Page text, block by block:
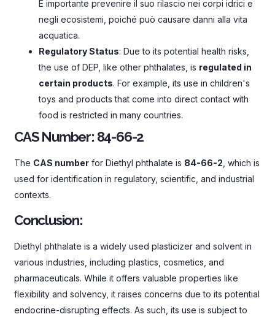
È importante prevenire il suo rilascio nei corpi idrici e
negli ecosistemi, poiché può causare danni alla vita
acquatica.
Regulatory Status: Due to its potential health risks
the use of DEP like other phthalates is regulated in
certain products. For example its use in children's
toys and products that come into direct contact with
food is restricted in many countries.
CAS Number: 84-66-2
The CAS number for Diethyl phthalate is 84-66-2 which is
used for identification in regulatory, scientific and industrial
contexts.
Conclusion:
Diethyl phthalate is a widely used plasticizer and solvent in
various industries including plastics cosmetics and
pharmaceuticals. While it offers valuable properties like
flexibility and solvency, it raises concerns due to its potential
endocrine-disrupting effects. As such its use is subject to